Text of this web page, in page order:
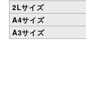
2Lサイズ
A4サイズ
A3サイズ